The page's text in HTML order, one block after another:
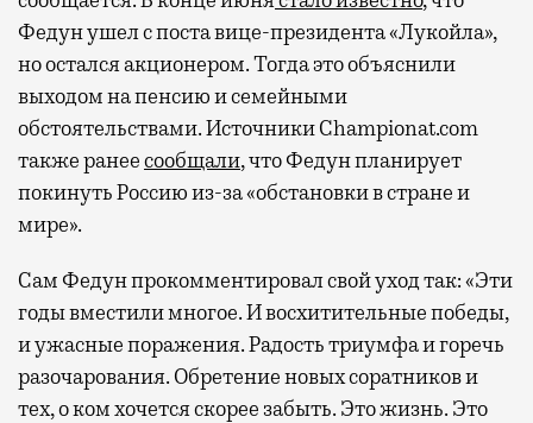
Федун ушел с поста вице-президента «Лукойла»,
но остался акционером. Тогда это объяснили
выходом на пенсию и семейными
обстоятельствами. Источники Championat.com
также ранеесообщали, что Федун планирует
покинуть Россию из-за «обстановки в стране и
мире».
Сам Федун прокомментировал свой уход так: «Эти
годы вместили многое. И восхитительные победы,
и ужасные поражения. Радость триумфа и горечь
разочарования. Обретение новых соратников и
тех, о ком хочется скорее забыть. Это жизнь. Это